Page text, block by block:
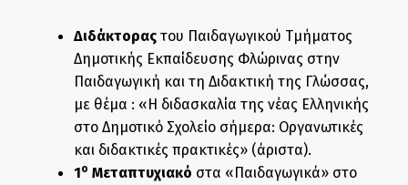
Διδάκτορας του Παιδαγωγικού Τμήματος
Δημοτικής Εκπαίδευσης Φλώρινας στην
Παιδαγωγική και τη Διδακτική της Γλώσσας,
με θέμα : «Η διδασκαλία της νέας Ελληνικής
στο Δημοτικό Σχολείο σήμερα: Οργανωτικές
και διδακτικές πρακτικές» (άριστα).
1ο Μεταπτυχιακό στα «Παιδαγωγικά» στο